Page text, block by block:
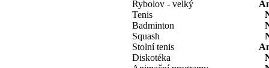
Rybolov - velký
Tenis
Badminton
Squash
Stolní tenis
Diskotéka